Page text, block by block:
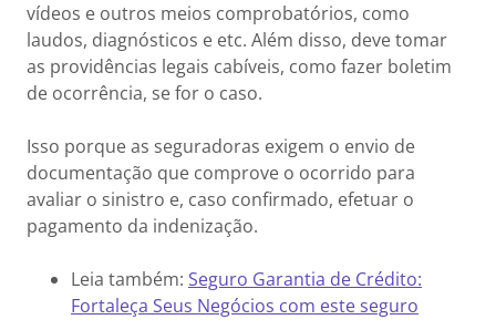
vídeos e outros meios comprobatórios, como
laudos, diagnósticos e etc. Além disso, deve tomar
as providências legais cabíveis, como fazer boletim
de ocorrência, se for o caso.
Isso porque as seguradoras exigem o envio de
documentação que comprove o ocorrido para
avaliar o sinistro e, caso confirmado, efetuar o
pagamento da indenização.
Leia também: Seguro Garantia de Crédito:
Fortaleça Seus Negócios com este seguro